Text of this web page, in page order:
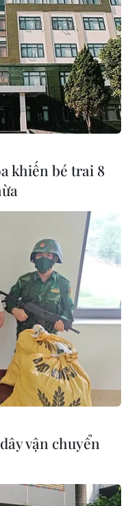
Cameron gây tranh
trong lòng biển
nhân đã thiệt mạng
vụ nổ khủng khiếp” -
sống sót kéo dài
sao.
khiến bé trai 8
vận chuyển